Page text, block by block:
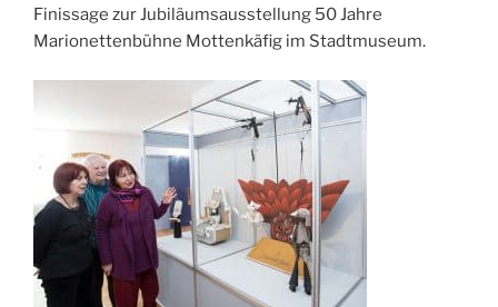
Finissage zur Jubiläumsausstellung 50 Jahre
Marionettenbühne Mottenkäfig im Stadtmuseum.